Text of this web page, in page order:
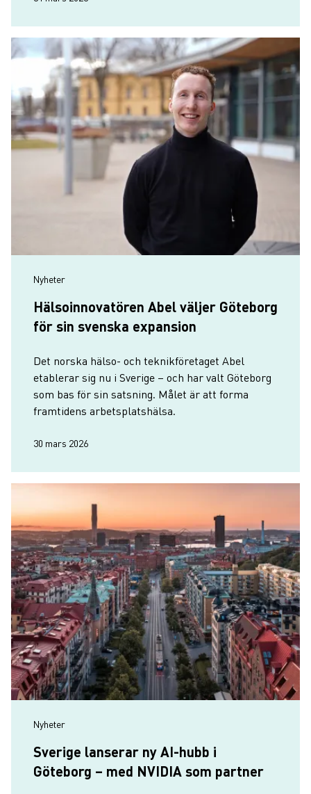
Nyheter
Hälsoinnovatören Abel väljer Göteborg
för sin svenska expansion
Det norska hälso- och teknikföretaget Abel
etablerar sig nu i Sverige – och har valt Göteborg
som bas för sin satsning. Målet är att forma
framtidens arbetsplats­hälsa.
30 mars 2026
Nyheter
Sverige lanserar ny AI-hubb i
Göteborg – med NVIDIA som partner